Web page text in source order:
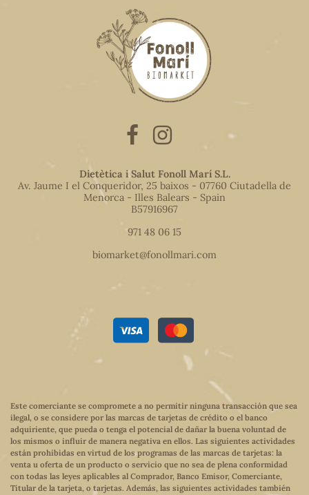
Dietètica i Salut Fonoll Marí S.L.
Av. Jaume I el Conqueridor, 25 baixos - 07760 Ciutadella de
Menorca - Illes Balears - Spain
B57916967
971 48 06 15
biomarket@fonollmari.com
Este comerciante se compromete a no permitir ninguna transacción que sea
ilegal, o se considere por las marcas de tarjetas de crédito o el banco
adquiriente, que pueda o tenga el potencial de dañar la buena voluntad de
los mismos o influir de manera negativa en ellos. Las siguientes actividades
están prohibidas en virtud de los programas de las marcas de tarjetas: la
venta u oferta de un producto o servicio que no sea de plena conformidad
con todas las leyes aplicables al Comprador, Banco Emisor, Comerciante,
Titular de la tarjeta, o tarjetas. Además, las siguientes actividades también